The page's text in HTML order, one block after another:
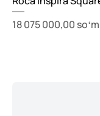
Price
18 075 000,00 soʻm